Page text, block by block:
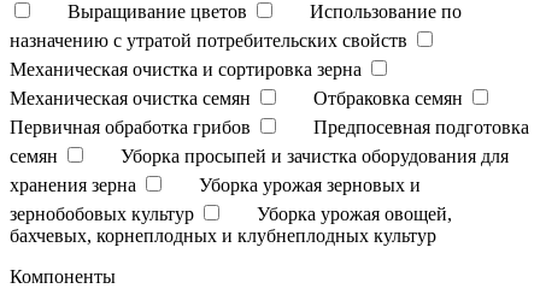
Выращивание цветов
Использование по
назначению с утратой потребительских свойств
Механическая очистка и сортировка зерна
Механическая очистка семян
Отбраковка семян
Первичная обработка грибов
Предпосевная подготовка
семян
Уборка просыпей и зачистка оборудования для
хранения зерна
Уборка урожая зерновых и
зернобобовых культур
Уборка урожая овощей,
бахчевых, корнеплодных и клубнеплодных культур
Компоненты